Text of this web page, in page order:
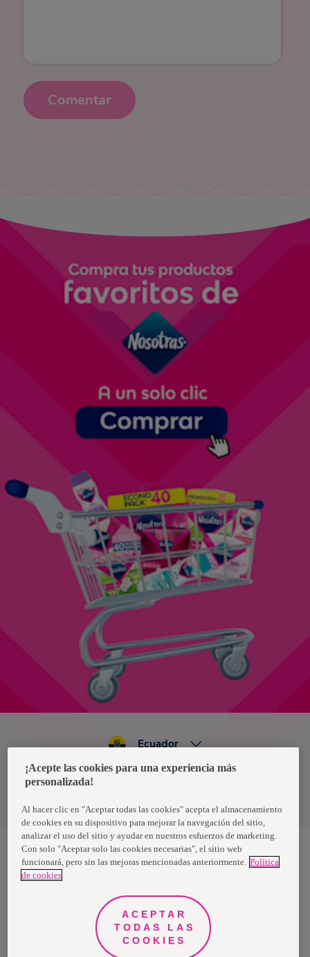
Comentar
Política de privacidad de datos
Ecuador
Nosotras, una marca de Essity - una compañía global líder en
higiene y salud. Cada día, mil millones de personas, en todo el
propósito es romper barreras por el bienestar en beneficio de
consumidores, pacientes, cuidadores, clientes y la sociedad en
general. Vendemos en aproximadamente 150 países bajo las
principales marcas globales TENA y Tork, así como otras marcas
como Actimove, Cutimed, JOBST, Knix, Leukoplast, Libero, Libresse,
Lotus, Modibodi, Nosotras, Saba, Tempo, TOM Organic y Zewa. En
¡Acepte las cookies para una experiencia más
personalizada!
Al hacer clic en "Aceptar todas las cookies" acepta el almacenamiento
de cookies en su dispositivo para mejorar la navegación del sitio,
analizar el uso del sitio y ayudar en nuestros esfuerzos de marketing.
Con solo "Aceptar solo las cookies necesarias", el sitio web
funcionará, pero sin las mejoras mencionadas anteriormente. Política
de cookies
ACEPTAR
TODAS LAS
COOKIES